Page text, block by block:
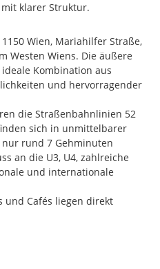
klarer Struktur.
Große Fenster
elektrischer
Energieeffizienz und
Armaturen und
sich harmonisch in das
Fußbodenheizungsorgt
Raumklima.
Ausstattung,
Lageeignet
Apartment, Business-
Wien, Mariahilfer Straße,
Westen Wiens. Die äußere
Kombination aus
und hervorragender
die Straßenbahnlinien 52
sich in unmittelbarer
rund 7 Gehminuten
an die U3, U4, zahlreiche
und internationale
und Cafés liegen direkt
Schönbrunn und die
- eine attraktive
mit hoher